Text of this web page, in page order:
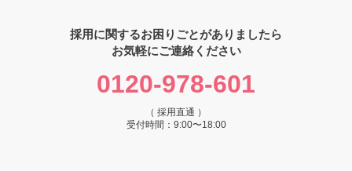
採用に関するお困りごとがありましたら
お気軽にご連絡ください
0120-978-601
（ 採用直通 ）
受付時間：9:00〜18:00